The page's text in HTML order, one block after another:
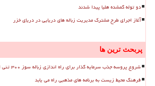
دو توله گمشده هلیا پیدا شدند
آغاز اجرای طرح مشترک مدیریت زباله های دریایی در دریای خزر
پربحث ترین ها
شروع پروسه جذب سرمایه گذار برای راه اندازی زباله سوز ۳۰۰ تنی اصفهان
فرهنگ محیط زیست به برنامه های مذهبی راه می یابد